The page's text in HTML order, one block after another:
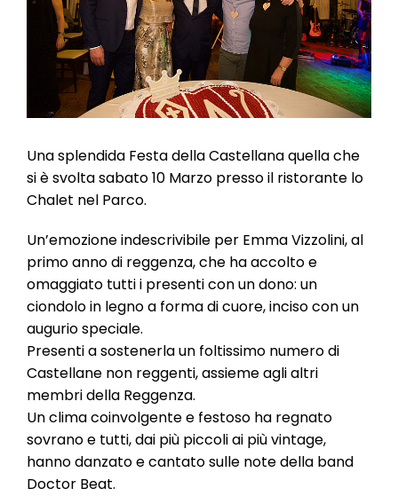
Una splendida Festa della Castellana quella che
si è svolta sabato 10 Marzo presso il ristorante lo
Chalet nel Parco.
Un’emozione indescrivibile per Emma Vizzolini, al
primo anno di reggenza, che ha accolto e
omaggiato tutti i presenti con un dono: un
ciondolo in legno a forma di cuore, inciso con un
augurio speciale.
Presenti a sostenerla un foltissimo numero di
Castellane non reggenti, assieme agli altri
membri della Reggenza.
Un clima coinvolgente e festoso ha regnato
sovrano e tutti, dai più piccoli ai più vintage,
hanno danzato e cantato sulle note della band
Doctor Beat.